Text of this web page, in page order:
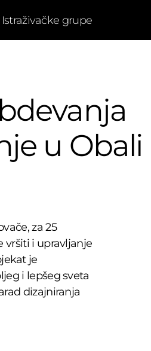
Istraživačke grupe
u Obali
za 25
vršiti i upravljanje
je
i lepšeg sveta
dizajniranja